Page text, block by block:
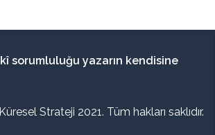
sorumluluğu yazarın kendisine
Strateji 2021. Tüm hakları saklıdır.